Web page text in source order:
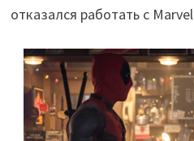
отказался работать с Marvel